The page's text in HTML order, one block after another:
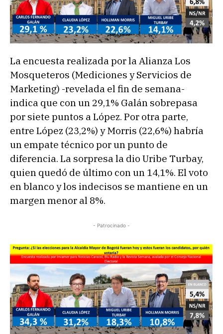
La encuesta realizada por la Alianza Los
Mosqueteros (Mediciones y Servicios de
Marketing) -revelada el fin de semana-
indica que con un 29,1% Galán sobrepasa
por siete puntos a López. Por otra parte,
entre López (23,2%) y Morris (22,6%) habría
un empate técnico por un punto de
diferencia. La sorpresa la dio Uribe Turbay,
quien quedó de último con un 14,1%. El voto
en blanco y los indecisos se mantiene en un
margen menor al 8%.
- Patrocinado -